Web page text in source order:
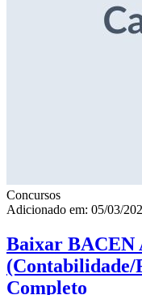
Concursos
Adicionado em: 05/03/
Baixar BACEN
(Contabilidade/
Completo